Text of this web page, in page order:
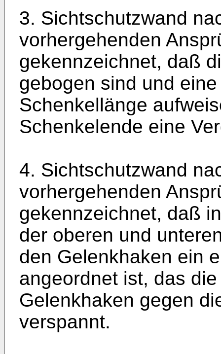
3. Sichtschutzwand
vorhergehenden
gekennzeichnet, daß
gebogen sind und
Schenkellänge
Schenkelende eine
4. Sichtschutzwand
vorhergehenden
gekennzeichnet, daß
der oberen und
den Gelenkhaken ein
angeordnet ist, das
Gelenkhaken gegen
verspannt.